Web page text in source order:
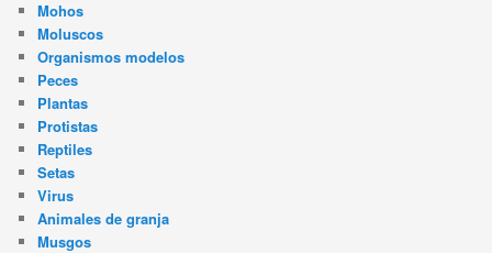
Mohos
Moluscos
Organismos modelos
Peces
Plantas
Protistas
Reptiles
Setas
Virus
Animales de granja
Musgos